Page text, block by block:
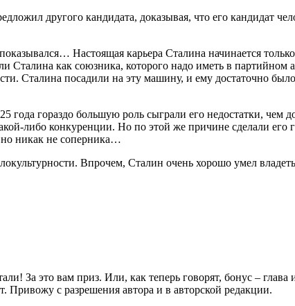
другого кандидата, доказывая, что его кандидат
Настоящая карьера Сталина начинается
Сталина как союзника, которого надо иметь в
Сталина посадили на эту машину, и ему достаточно
года гораздо большую роль сыграли его недостатки, чем
либо конкуренции. Но по этой же причине сделали
никак не соперника…
Впрочем, Сталин очень хорошо умел
За это вам приз. Или, как теперь говорят, бонус –
Привожу с разрешения автора и в авторской редакции.